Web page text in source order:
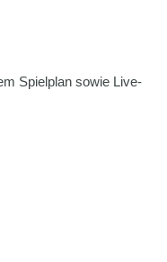
Spielplan sowie Live-